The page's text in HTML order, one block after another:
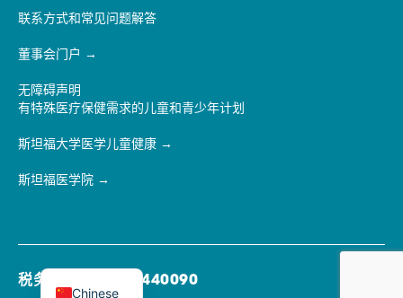
联系方式和常见问题解答
董事会门户
无障碍声明
有特殊医疗保健需求的儿童和青少年计划
斯坦福大学医学儿童健康
斯坦福医学院
税务识别号：77-0440090
Chinese